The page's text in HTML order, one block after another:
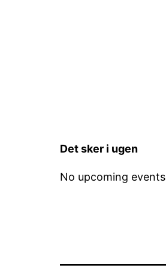
Det sker i ugen
No upcoming events